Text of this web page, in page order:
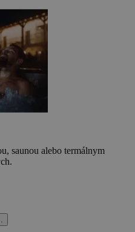
saunou alebo termálnym